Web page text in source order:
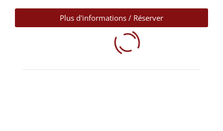
Plus d'informations / Réserver